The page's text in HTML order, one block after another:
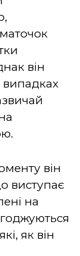
він
випадках
він
виступає
на
як він